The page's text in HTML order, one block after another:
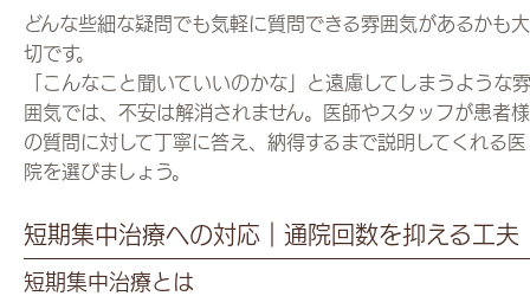
どんな些細な疑問でも気軽に質問できる雰囲気があるかも大
切です。
「こんなこと聞いていいのかな」と遠慮してしまうような雰
囲気では、不安は解消されません。医師やスタッフが患者様
の質問に対して丁寧に答え、納得するまで説明してくれる医
院を選びましょう。
短期集中治療への対応｜通院回数を抑える工夫
短期集中治療とは